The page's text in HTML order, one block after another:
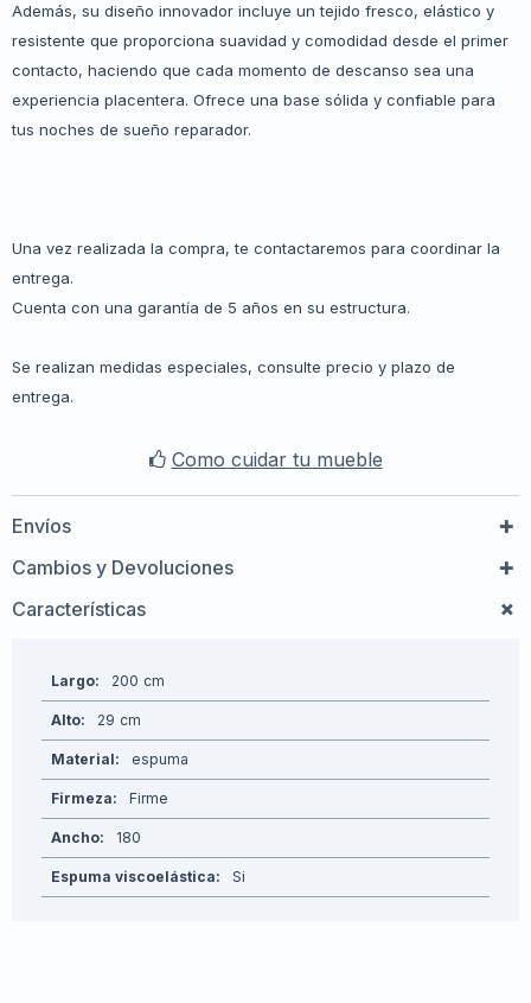
Además, su diseño innovador incluye un tejido fresco, elástico y
resistente que proporciona suavidad y comodidad desde el primer
contacto, haciendo que cada momento de descanso sea una
experiencia placentera. Ofrece una base sólida y confiable para
tus noches de sueño reparador.
Una vez realizada la compra, te contactaremos para coordinar la
entrega.
Cuenta con una garantía de 5 años en su estructura.
Se realizan medidas especiales, consulte precio y plazo de
entrega.
Como cuidar tu mueble
Envíos
Cambios y Devoluciones
Características
Largo 200
Alto 29
Material espuma
Firmeza Firme
Ancho 180
Espuma viscoelástica Si